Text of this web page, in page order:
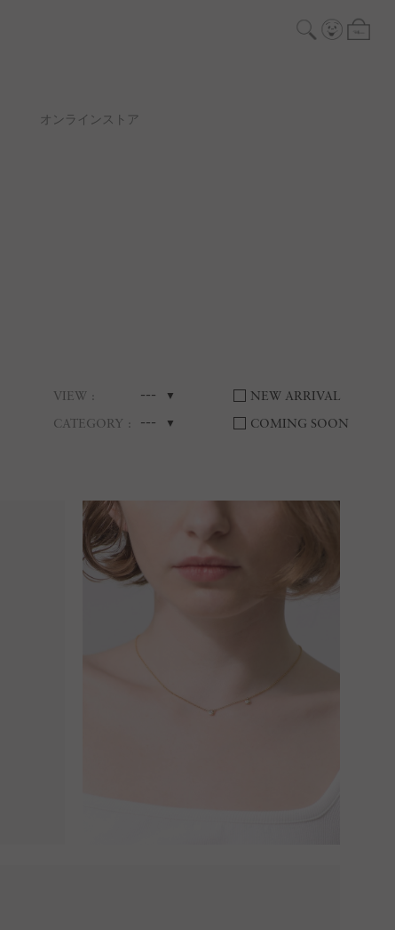
オンラインストア
VIEW ---
CATEGORY ---
NEW ARRIVAL
COMING SOON